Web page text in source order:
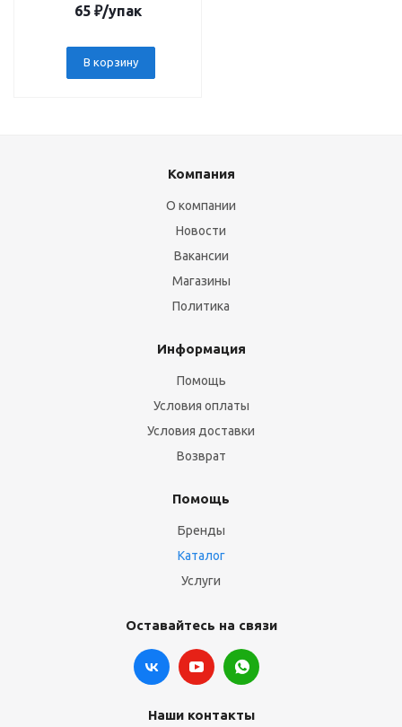
65 ₽/упак
В корзину
Компания
О компании
Новости
Вакансии
Магазины
Политика
Информация
Помощь
Условия оплаты
Условия доставки
Возврат
Помощь
Бренды
Каталог
Услуги
Оставайтесь на связи
Наши контакты